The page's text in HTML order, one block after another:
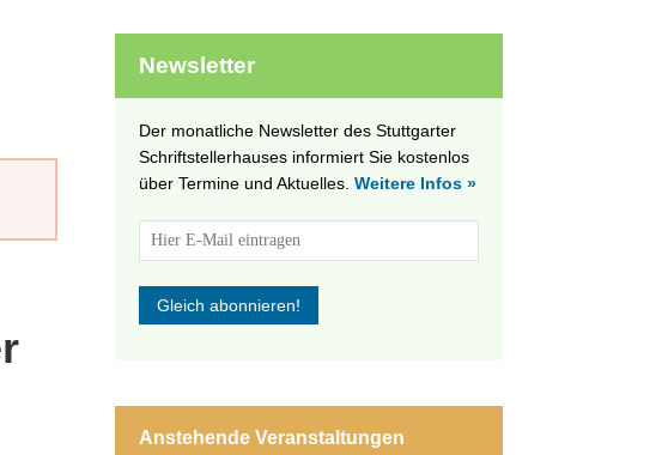
Newsletter
Der monatliche Newsletter des Stuttgarter
Schriftstellerhauses informiert Sie kostenlos
über Termine und Aktuelles. Weitere Infos »
Anstehende Veranstaltungen